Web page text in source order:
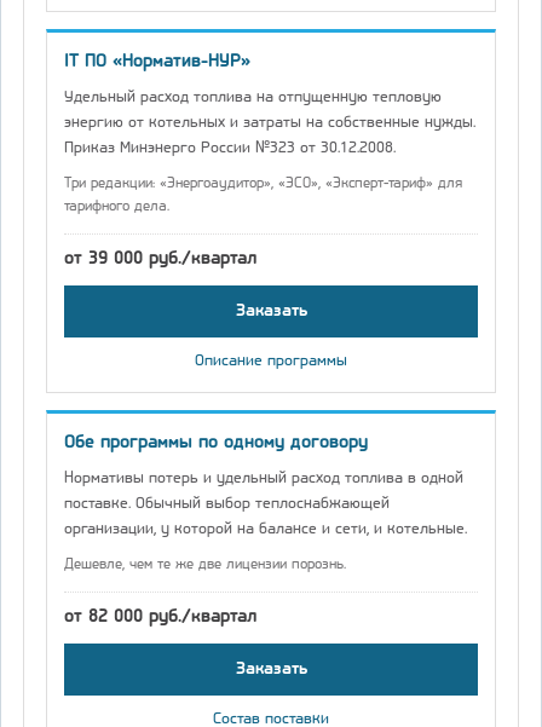
IT ПО «Норматив-НУР»
Удельный расход топлива на отпущенную тепловую
энергию от котельных и затраты на собственные нужды.
Приказ Минэнерго России №323 от 30.12.2008.
Три редакции: «Энергоаудитор», «ЭСО», «Эксперт-тариф» для
тарифного дела.
от 39 000 руб./квартал
Заказать
Описание программы
Обе программы по одному договору
Нормативы потерь и удельный расход топлива в одной
поставке. Обычный выбор теплоснабжающей
организации, у которой на балансе и сети, и котельные.
Дешевле, чем те же две лицензии порознь.
от 82 000 руб./квартал
Заказать
Состав поставки